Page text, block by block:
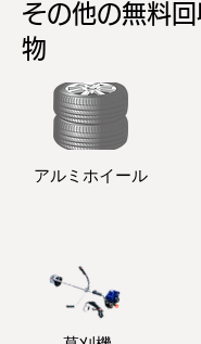
その他の無料
物
アルミホイール